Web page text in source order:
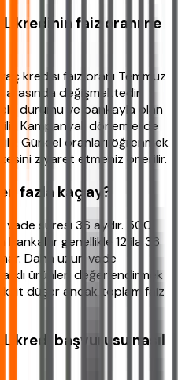
kredinin faiz oranı ne
kredisi faiz oranı Temmuz
arasında değişmektedir.
durumu ve bankayla olan
Kampanyalı dönemlerde
Güncel oranları öğrenmek
ziyaret etmeniz önerilir.
fazla kaç ay?
vade süresi 36 aydır. 500
bankalar genellikle 12 ila 36
Daha uzun vade
ürünleri değerlendirmek
düşer ancak toplam faiz
kredi başvurusu nasıl